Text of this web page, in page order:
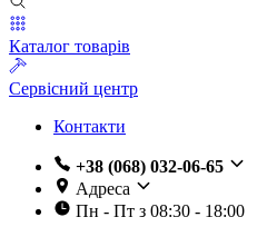
Каталог товарів
Сервісний центр
Контакти
+38 (068) 032-06-65
Адреса
Пн - Пт з 08:30 - 18:00